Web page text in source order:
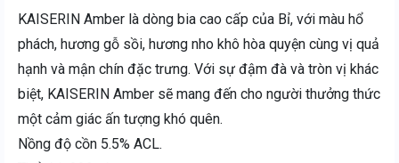
KAISERIN Amber là dòng bia cao cấp của Bỉ, với màu hổ
phách, hương gỗ sồi, hương nho khô hòa quyện cùng vị quả
hạnh và mận chín đặc trưng. Với sự đậm đà và tròn vị khác
biệt, KAISERIN Amber sẽ mang đến cho người thưởng thức
một cảm giác ấn tượng khó quên.
Nồng độ cồn 5.5% ACL.